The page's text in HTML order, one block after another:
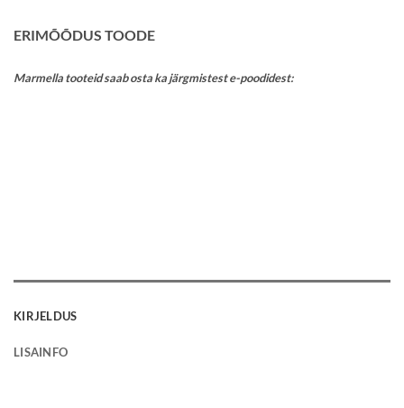
ERIMÕÕDUS TOODE
Marmella tooteid saab osta ka järgmistest e-poodidest:
KIRJELDUS
LISAINFO